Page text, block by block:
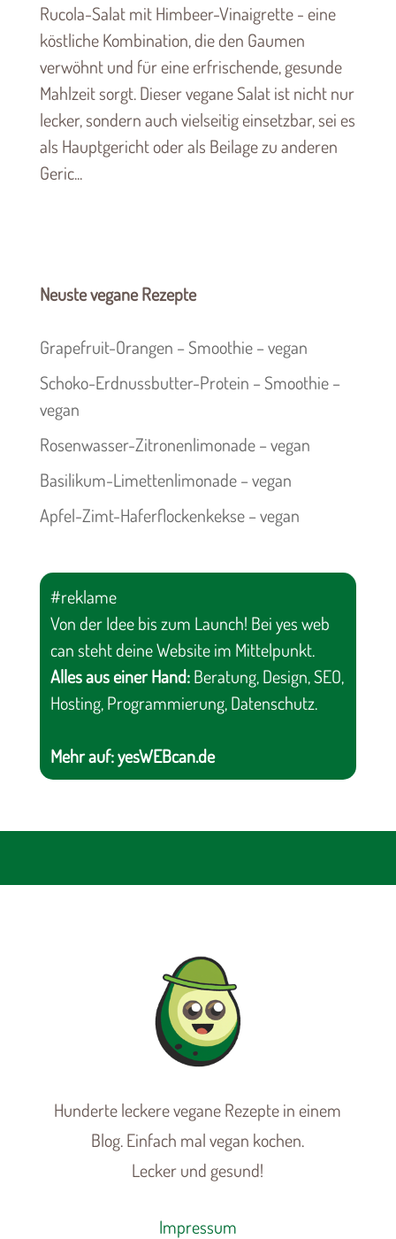
Rucola-Salat mit Himbeer-Vinaigrette - eine
köstliche Kombination, die den Gaumen
verwöhnt und für eine erfrischende, gesunde
Mahlzeit sorgt. Dieser vegane Salat ist nicht nur
lecker, sondern auch vielseitig einsetzbar, sei es
als Hauptgericht oder als Beilage zu anderen
Geric...
Neuste vegane Rezepte
Grapefruit-Orangen – Smoothie – vegan
Schoko-Erdnussbutter-Protein – Smoothie –
vegan
Rosenwasser-Zitronenlimonade – vegan
Basilikum-Limettenlimonade – vegan
Apfel-Zimt-Haferflockenkekse – vegan
#reklame
Von der Idee bis zum Launch! Bei yes web
can steht deine Website im Mittelpunkt.
Alles aus einer Hand:Beratung, Design, SEO,
Hosting, Programmierung, Datenschutz.
Mehr auf:yesWEBcan.de
Hunderte leckere vegane Rezepte in einem
Blog. Einfach mal vegan kochen.
Lecker und gesund!
Impressum